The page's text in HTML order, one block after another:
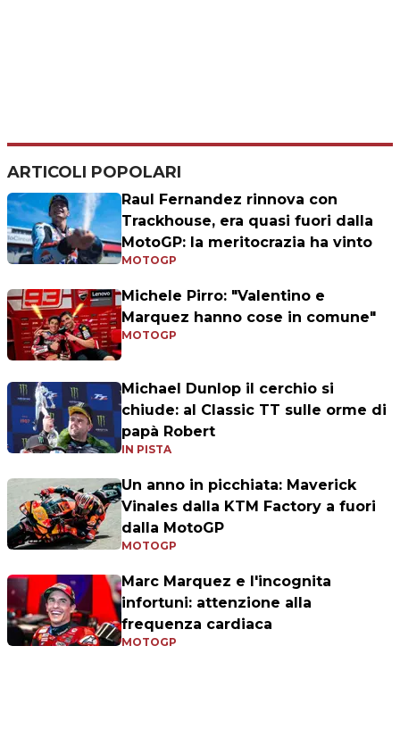
ARTICOLI POPOLARI
Raul Fernandez rinnova con
Trackhouse, era quasi fuori dalla
MotoGP: la meritocrazia ha vinto
MOTOGP
Michele Pirro: "Valentino e
Marquez hanno cose in comune"
MOTOGP
Michael Dunlop il cerchio si
chiude: al Classic TT sulle orme di
papà Robert
IN PISTA
Un anno in picchiata: Maverick
Vinales dalla KTM Factory a fuori
dalla MotoGP
MOTOGP
Marc Marquez e l'incognita
infortuni: attenzione alla
frequenza cardiaca
MOTOGP